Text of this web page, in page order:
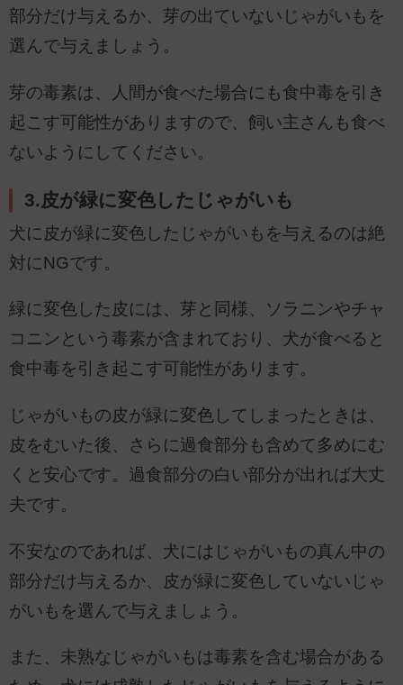
部分だけ与えるか、芽の出ていないじゃがいもを
選んで与えましょう。
芽の毒素は、人間が食べた場合にも食中毒を引き
起こす可能性がありますので、飼い主さんも食べ
ないようにしてください。
3.皮が緑に変色したじゃがいも
犬に皮が緑に変色したじゃがいもを与えるのは絶
対にNGです。
緑に変色した皮には、芽と同様、ソラニンやチャ
コニンという毒素が含まれており、犬が食べると
食中毒を引き起こす可能性があります。
じゃがいもの皮が緑に変色してしまったときは、
皮をむいた後、さらに過食部分も含めて多めにむ
くと安心です。過食部分の白い部分が出れば大丈
夫です。
不安なのであれば、犬にはじゃがいもの真ん中の
部分だけ与えるか、皮が緑に変色していないじゃ
がいもを選んで与えましょう。
また、未熟なじゃがいもは毒素を含む場合がある